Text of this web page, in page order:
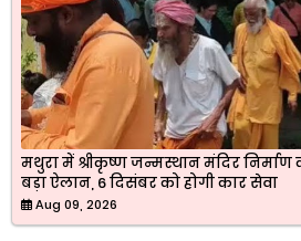
मथुरा में श्रीकृष्ण जन्मस्थान मंदिर
बड़ा ऐलान, 6 दिसंबर को होगी कार सेवा
Aug 09, 2026